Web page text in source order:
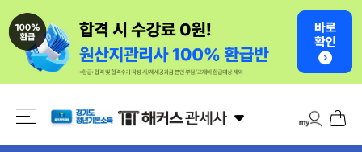
OT를 듣고 "이해가 쏙쏙 된다"는 확신이 들어 망설임 없이 수강을 결정..